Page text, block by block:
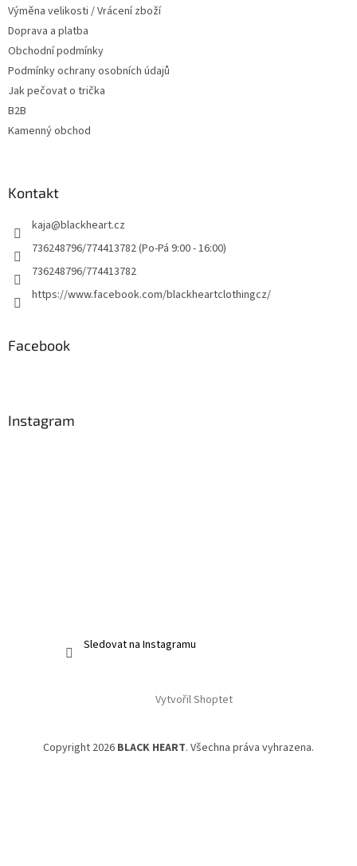
Výměna velikosti / Vrácení zboží
Doprava a platba
Obchodní podmínky
Podmínky ochrany osobních údajů
Jak pečovat o trička
B2B
Kamenný obchod
Kontakt
kaja@blackheart.cz
736248796/774413782 (Po-Pá 9:00 - 16:00)
736248796/774413782
https://www.facebook.com/blackheartclothingcz/
Facebook
Instagram
Sledovat na Instagramu
Vytvořil Shoptet
Copyright 2026 BLACK HEART. Všechna práva vyhrazena.